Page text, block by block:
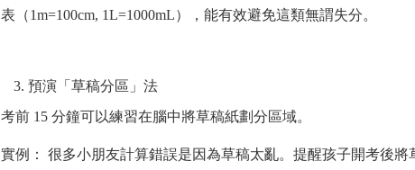
表（1m=100cm, 1L=1000mL），能有效避免這類無謂失分。
預演「草稿分區」法
考前 15 分鐘可以練習在腦中將草稿紙劃分區域。
實例： 很多小朋友計算錯誤是因為草稿太亂。提醒孩子開考後